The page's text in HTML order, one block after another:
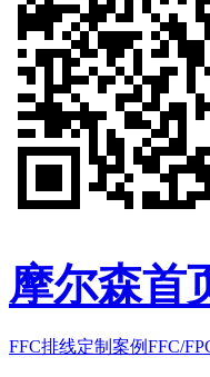
摩尔森首
FFC排线定制案例FFC/